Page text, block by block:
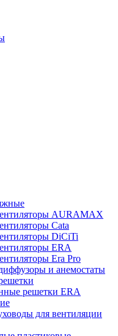
AURAMAX
Cata
DiCiTi
ERA
Era Pro
и анемостаты
решетки ERA
для вентиляции